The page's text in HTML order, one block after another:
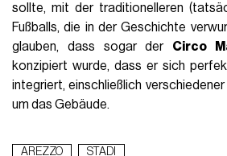
sollte, mit der traditionelleren
Fußballs, die in der Geschichte
glauben, dass sogar der Circo
konzipiert wurde, dass er sich
integriert, einschließlich
um das Gebäude.
AREZZO STADI